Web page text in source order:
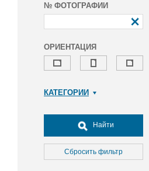
№ ФОТОГРАФИИ
ОРИЕНТАЦИЯ
КАТЕГОРИИ
Досуг, туризм и отдых
Культура
Медицина
Найти
Сбросить фильтр